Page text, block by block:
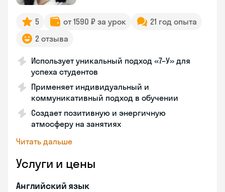
5 от 1590 ₽ за урок
21 год опыта
2 отзыва
Использует уникальный подход «7–У» для
успеха студентов
Применяет индивидуальный и
коммуникативный подход в обучении
Создает позитивную и энергичную
атмосферу на занятиях
Читать дальше
Услуги и цены
Английский язык